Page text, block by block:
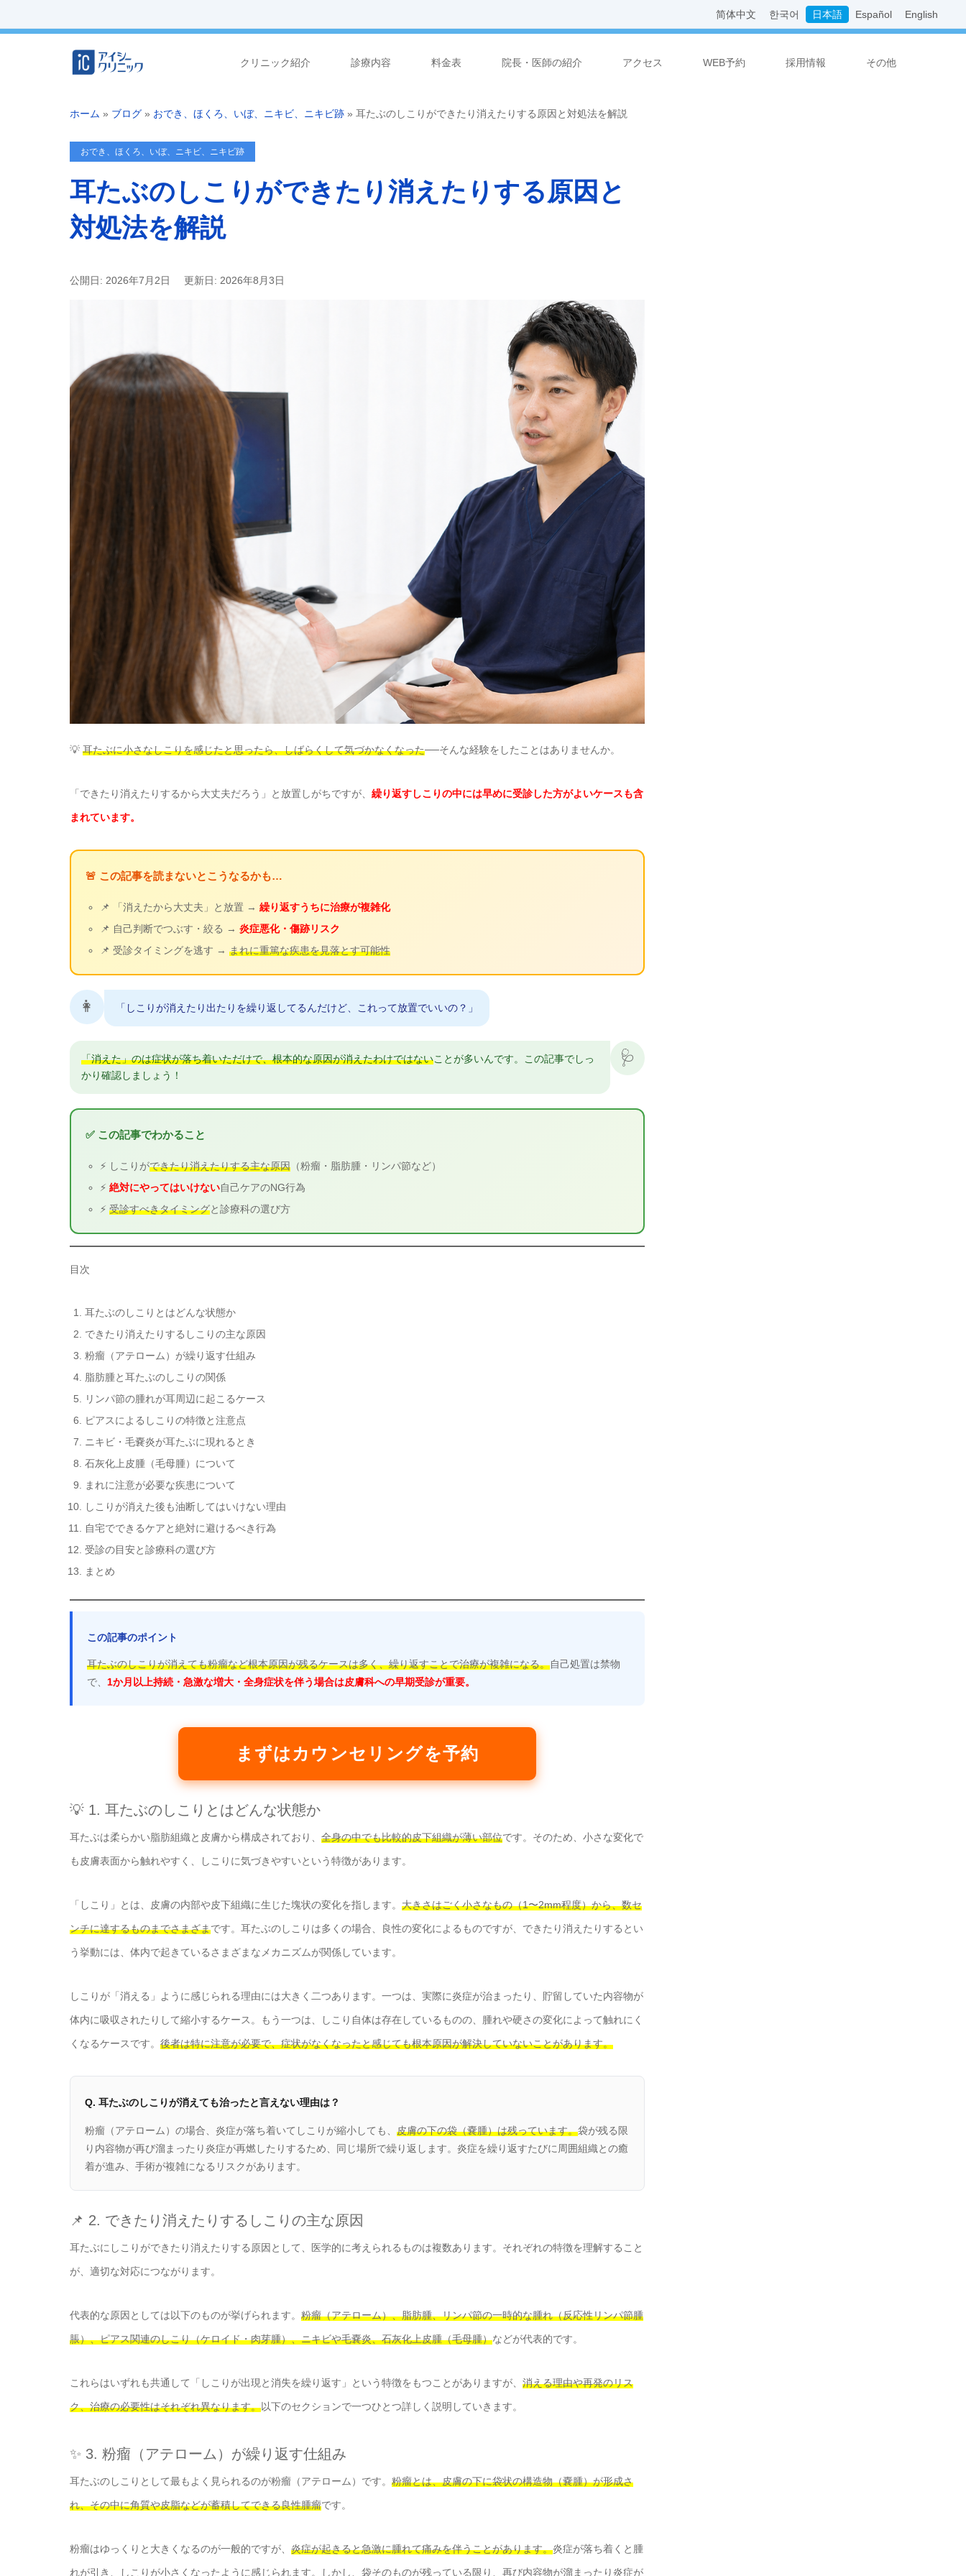
简体中文 한국어 日本語 Español English
クリニック紹介 診療内容 料金表 院長・医師の紹介 アクセス WEB予約 採用情報 その他
ホーム » ブログ » おでき、ほくろ、いぼ、ニキビ、ニキビ跡 » 耳たぶのしこりができたり消えたりする原因と対処法を解説
おでき、ほくろ、いぼ、ニキビ、ニキビ跡
耳たぶのしこりができたり消えたりする原因と
対処法を解説
公開日: 2026年7月2日 更新日: 2026年8月3日
💡 耳たぶに小さなしこりを感じたと思ったら、しばらくして気づかなくなった──そんな経験をしたことはありませんか。
「できたり消えたりするから大丈夫だろう」と放置しがちですが、 繰り返すしこりの中には早めに受診した方がよいケースも含
まれています。
🚨 この記事を読まないとこうなるかも…
📌 「消えたから大丈夫」と放置 → 繰り返すうちに治療が複雑化
📌 自己判断でつぶす・絞る → 炎症悪化・傷跡リスク
📌 受診タイミングを逃す → まれに重篤な疾患を見落とす可能性
👩 「しこりが消えたり出たりを繰り返してるんだけど、これって放置でいいの？」
🩺
「消えた」のは症状が落ち着いただけで、根本的な原因が消えたわけではないことが多いんです。この記事でしっ
かり確認しましょう！
✅ この記事でわかること
⚡ しこりができたり消えたりする主な原因（粉瘤・脂肪腫・リンパ節など）
⚡ 絶対にやってはいけない自己ケアのNG行為
⚡ 受診すべきタイミングと診療科の選び方
目次
耳たぶのしこりとはどんな状態か
できたり消えたりするしこりの主な原因
粉瘤（アテローム）が繰り返す仕組み
脂肪腫と耳たぶのしこりの関係
リンパ節の腫れが耳周辺に起こるケース
ピアスによるしこりの特徴と注意点
ニキビ・毛嚢炎が耳たぶに現れるとき
石灰化上皮腫（毛母腫）について
まれに注意が必要な疾患について
しこりが消えた後も油断してはいけない理由
自宅でできるケアと絶対に避けるべき行為
受診の目安と診療科の選び方
まとめ
この記事のポイント
耳たぶのしこりが消えても粉瘤など根本原因が残るケースは多く、繰り返すことで治療が複雑になる。自己処置は禁物
で、 1か月以上持続・急激な増大・全身症状を伴う場合は皮膚科への早期受診が重要。
まずはカウンセリングを予約
💡 1. 耳たぶのしこりとはどんな状態か
耳たぶは柔らかい脂肪組織と皮膚から構成されており、 全身の中でも比較的皮下組織が薄い部位です。そのため、小さな変化で
も皮膚表面から触れやすく、しこりに気づきやすいという特徴があります。
「しこり」とは、皮膚の内部や皮下組織に生じた塊状の変化を指します。 大きさはごく小さなもの（1〜2mm程度）から、数セ
ンチに達するものまでさまざまです。耳たぶのしこりは多くの場合、良性の変化によるものですが、できたり消えたりするとい
う挙動には、体内で起きているさまざまなメカニズムが関係しています。
しこりが「消える」ように感じられる理由には大きく二つあります。一つは、実際に炎症が治まったり、貯留していた内容物が
体内に吸収されたりして縮小するケース。もう一つは、しこり自体は存在しているものの、腫れや硬さの変化によって触れにく
くなるケースです。 後者は特に注意が必要で、症状がなくなったと感じても根本原因が解決していないことがあります。
Q. 耳たぶのしこりが消えても治ったと言えない理由は？
粉瘤（アテローム）の場合、炎症が落ち着いてしこりが縮小しても、 皮膚の下の袋（嚢腫）は残っています。袋が残る限
り内容物が再び溜まったり炎症が再燃したりするため、同じ場所で繰り返します。炎症を繰り返すたびに周囲組織との癒
着が進み、手術が複雑になるリスクがあります。
📌 2. できたり消えたりするしこりの主な原因
耳たぶにしこりができたり消えたりする原因として、医学的に考えられるものは複数あります。それぞれの特徴を理解すること
が、適切な対応につながります。
代表的な原因としては以下のものが挙げられます。 粉瘤（アテローム）、脂肪腫、リンパ節の一時的な腫れ（反応性リンパ節腫
脹）、ピアス関連のしこり（ケロイド・肉芽腫）、ニキビや毛嚢炎、石灰化上皮腫（毛母腫）などが代表的です。
これらはいずれも共通して「しこりが出現と消失を繰り返す」という特徴をもつことがありますが、 消える理由や再発のリス
ク、治療の必要性はそれぞれ異なります。以下のセクションで一つひとつ詳しく説明していきます。
✨ 3. 粉瘤（アテローム）が繰り返す仕組み
耳たぶのしこりとして最もよく見られるのが粉瘤（アテローム）です。 粉瘤とは、皮膚の下に袋状の構造物（嚢腫）が形成さ
れ、その中に角質や皮脂などが蓄積してできる良性腫瘤です。
粉瘤はゆっくりと大きくなるのが一般的ですが、 炎症が起きると急激に腫れて痛みを伴うことがあります。炎症が落ち着くと腫
れが引き、しこりが小さくなったように感じられます。しかし、袋そのものが残っている限り、再び内容物が溜まったり炎症が